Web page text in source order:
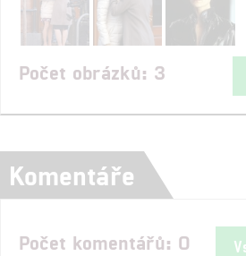
Počet obrázků: 3
Komentáře
Počet komentářů: 0